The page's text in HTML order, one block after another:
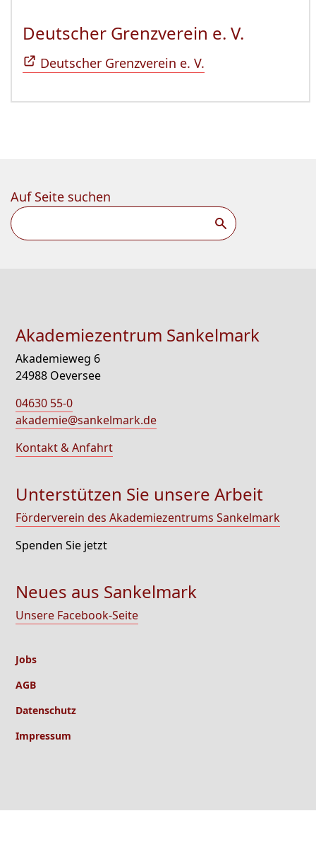
Deutscher Grenzverein e. V.
Deutscher Grenzverein e. V.
Auf Seite suchen
Suchen
Akademiezentrum Sankelmark
Akademieweg 6
24988 Oeversee
04630 55-0
akademie@sankelmark.de
Kontakt & Anfahrt
Unterstützen Sie unsere Arbeit
Förderverein des Akademiezentrums Sankelmark
Spenden Sie jetzt
Neues aus Sankelmark
Unsere Facebook-Seite
Jobs
AGB
Datenschutz
Impressum